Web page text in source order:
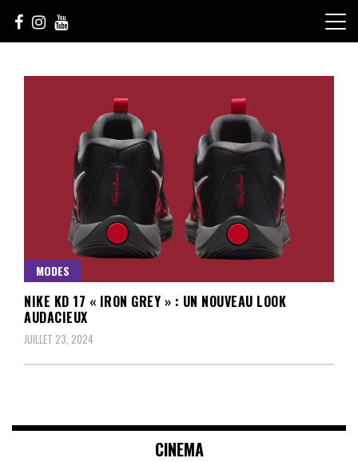
content
sunuculture
MODES
NIKE KD 17 « IRON GREY » : UN NOUVEAU LOOK
AUDACIEUX
JUILLET 23, 2024
CINEMA